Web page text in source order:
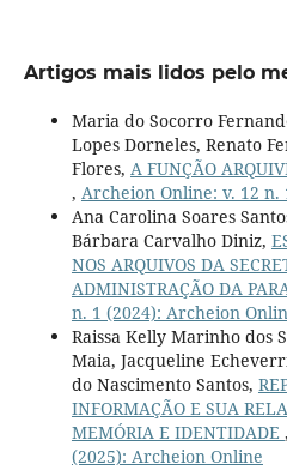
Artigos mais lidos pelo
Maria do Socorro
Lopes Dorneles, Renato
Flores, A FUNÇÃO
, Archeion Online: v. 12 n.
Ana Carolina Soares
Bárbara Carvalho Diniz,
NOS ARQUIVOS DA
ADMINISTRAÇÃO DA
n. 1 (2024): Archeion
Raissa Kelly Marinho dos
Maia, Jacqueline
do Nascimento Santos,
INFORMAÇÃO E SUA
MEMÓRIA E IDENTIDADE ,
(2025): Archeion Online